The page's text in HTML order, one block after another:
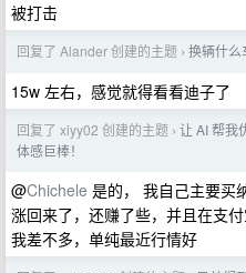
被打击
回复了 Alander 创建的主题 › 换辆什么
15w 左右，感觉就得看看迪子了
回复了 xiyy02 创建的主题 › 让 AI 帮我
体感巨棒！
@Chichele 是的， 我自己主要买
涨回来了，还赚了些，并且在支
我差不多，单纯最近行情好